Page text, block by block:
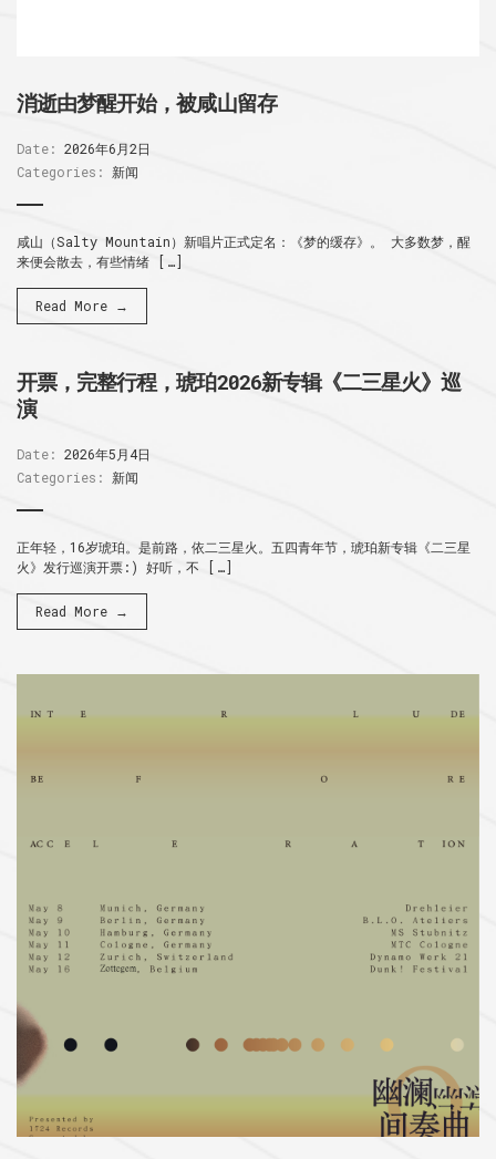
消逝由梦醒开始，被咸山留存
Date: 2026年6月2日
Categories:
新闻
咸山（Salty Mountain）新唱片正式定名：《梦的缓存》。 大多数梦，醒
来便会散去，有些情绪 […]
Read More →
开票，完整行程，琥珀2026新专辑《二三星火》巡
演
Date: 2026年5月4日
Categories:
新闻
正年轻，16岁琥珀。是前路，依二三星火。五四青年节，琥珀新专辑《二三星
火》发行巡演开票:) 好听，不 […]
Read More →